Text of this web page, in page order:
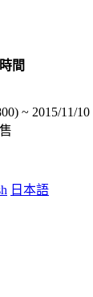
間
~ 2015/11/10
日本語